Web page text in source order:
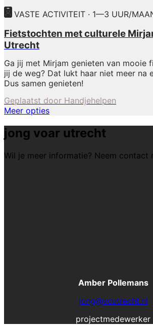
VASTE ACTIVITEIT · 1—3 UUR/
Fietstochten met culturele
Utrecht
Ga jij met Mirjam genieten van mooie
jij de weg? Dat lukt haar niet meer na
Dus samen genieten!
Geplaatst door Handjehelpen
Meer opties
jong voar utrecht
Wil je meer informatie? Neem contact
Amber Pollemans
jong@vcutrecht.nl
projectmedewerker